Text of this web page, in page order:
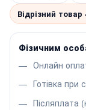
Відрізний товар
Фізичним
Онлайн
Готівка при
Післяплата